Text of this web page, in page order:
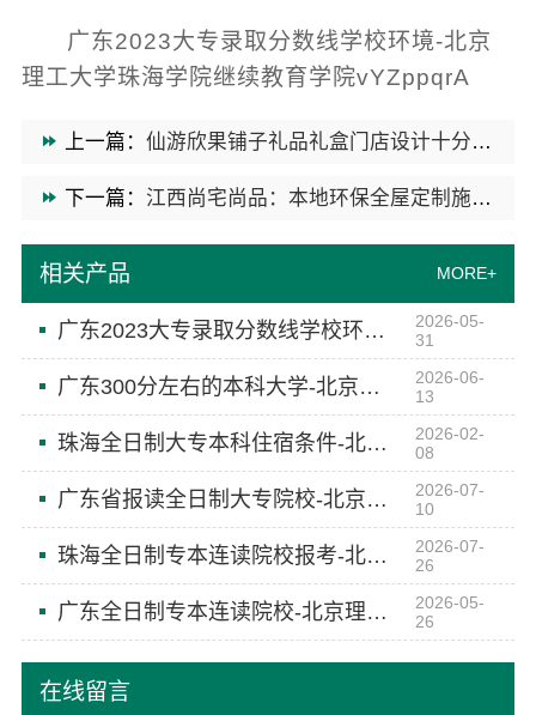
在线留言
广东2023大专录取分数线学校环境-北京
理工大学珠海学院继续教育学院vYZppqrA
上一篇： 仙游欣果铺子礼品礼盒门店设计十分新颖
下一篇： 江西尚宅尚品：本地环保全屋定制施工队打造健康家居
相关产品 MORE+
广东2023大专录取分数线学校环境-北京理工大学珠海学院继续教育学院
2026-05-
31
广东300分左右的本科大学-北京理工大学珠海学院继续教育学院
2026-06-
13
珠海全日制大专本科住宿条件-北京理工大学珠海学院继续教育学院
2026-02-
08
广东省报读全日制大专院校-北京理工大学珠海学院继续教育学院
2026-07-
10
珠海全日制专本连读院校报考-北京理工大学珠海学院继续教育学院
2026-07-
26
广东全日制专本连读院校-北京理工大学珠海学院继续教育学院
2026-05-
26